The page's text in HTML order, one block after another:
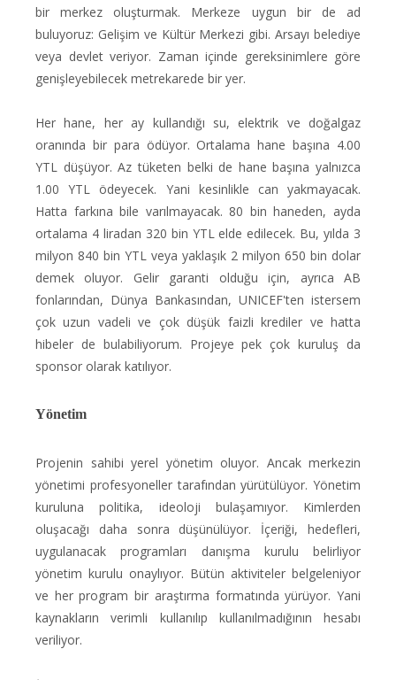
bir merkez oluşturmak. Merkeze uygun bir de ad
buluyoruz: Gelişim ve Kültür Merkezi gibi. Arsayı belediye
veya devlet veriyor. Zaman içinde gereksinimlere göre
genişleyebilecek metrekarede bir yer.
Her hane, her ay kullandığı su, elektrik ve doğalgaz
oranında bir para ödüyor. Ortalama hane başına 4.00
YTL düşüyor. Az tüketen belki de hane başına yalnızca
1.00 YTL ödeyecek. Yani kesinlikle can yakmayacak.
Hatta farkına bile varılmayacak. 80 bin haneden, ayda
ortalama 4 liradan 320 bin YTL elde edilecek. Bu, yılda 3
milyon 840 bin YTL veya yaklaşık 2 milyon 650 bin dolar
demek oluyor. Gelir garanti olduğu için, ayrıca AB
fonlarından, Dünya Bankasından, UNICEF'ten istersem
çok uzun vadeli ve çok düşük faizli krediler ve hatta
hibeler de bulabiliyorum. Projeye pek çok kuruluş da
sponsor olarak katılıyor.
Yönetim
Projenin sahibi yerel yönetim oluyor. Ancak merkezin
yönetimi profesyoneller tarafından yürütülüyor. Yönetim
kuruluna politika, ideoloji bulaşamıyor. Kimlerden
oluşacağı daha sonra düşünülüyor. İçeriği, hedefleri,
uygulanacak programları danışma kurulu belirliyor
yönetim kurulu onaylıyor. Bütün aktiviteler belgeleniyor
ve her program bir araştırma formatında yürüyor. Yani
kaynakların verimli kullanılıp kullanılmadığının hesabı
veriliyor.